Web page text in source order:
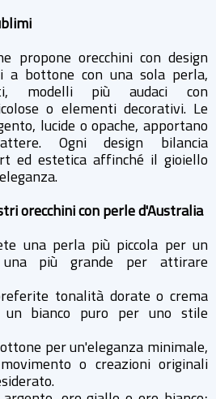
propone orecchini con design
a bottone con una sola perla,
modelli più audaci con
o elementi decorativi. Le
lucide o opache, apportano
Ogni design bilancia
ed estetica affinché il gioiello
orecchini con perle d'Australia
una perla più piccola per un
più grande per attirare
tonalità dorate o crema
bianco puro per uno stile
per un'eleganza minimale,
o creazioni originali